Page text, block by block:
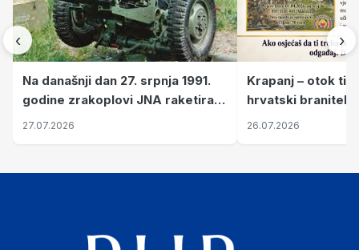
‹
Na današnji dan 27. srpnja 1991.
godine zrakoplovi JNA raketirali
su vojarnu i obučni centar "Nikola
27.07.2026
Krapanj – otok
hrvatski branitelji
pronalaze mir
26.07.2026
›